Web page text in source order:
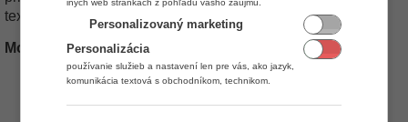
texty ku každému nastaveniu v spodnej časti formulára.
Možné problémy a ich riešenie
Zariadenie nekomunikuje s aplikáciami iKelp
Personalizovaný marketing
Personalizácia
používanie služieb a nastavení len pre vás, ako jazyk,
komunikácia textová s obchodníkom, technikom.